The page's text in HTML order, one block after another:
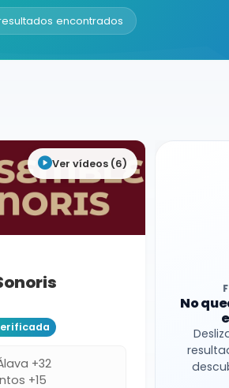
encontrados
Ver vídeos (6)
+32
+15
No